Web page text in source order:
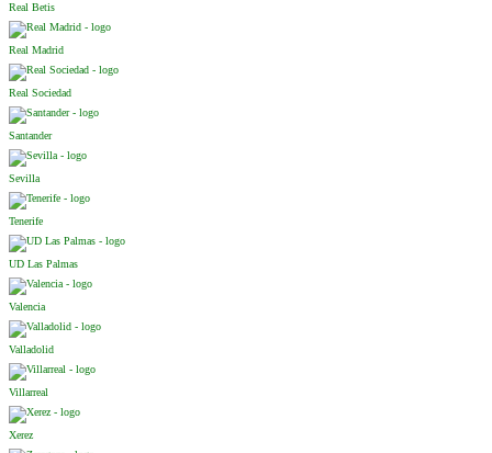
Real Betis
Real Madrid
Real Sociedad
Santander
Sevilla
Tenerife
UD Las Palmas
Valencia
Valladolid
Villarreal
Xerez